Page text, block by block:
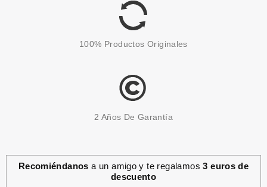
15.99€
AUSTRALIAN GOLD
100% Productos Originales
2 Años De Garantía
Recomiéndanos a un amigo y te regalamos3 euros de
descuento